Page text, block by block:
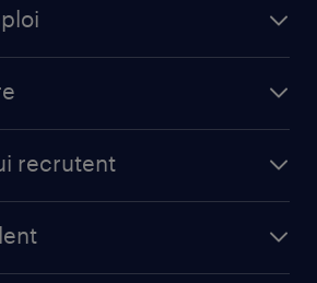
web
recrutent